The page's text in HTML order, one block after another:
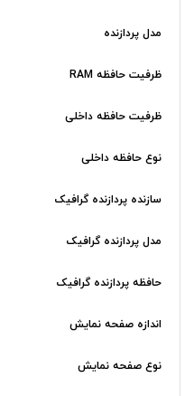
مدل پردازنده
ظرفیت حافظه RAM
ظرفیت حافظه داخلی
نوع حافظه داخلی
سازنده پردازنده گرافیک
مدل پردازنده گرافیک
حافظه پردازنده گرافیک
اندازه صفحه نمایش
نوع صفحه نمایش